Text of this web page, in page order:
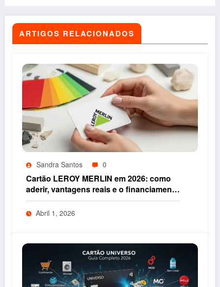
ARTIGOS RELACIONADOS
Sandra Santos 0
Cartão LEROY MERLIN em 2026: como
aderir, vantagens reais e o financiamento
que pode acelerar as suas obras
Abril 1, 2026